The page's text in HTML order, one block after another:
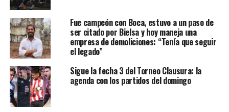
Fue campeón con Boca, estuvo a un paso de
ser citado por Bielsa y hoy maneja una
empresa de demoliciones: “Tenía que seguir
el legado”
Sigue la fecha 3 del Torneo Clausura: la
agenda con los partidos del domingo